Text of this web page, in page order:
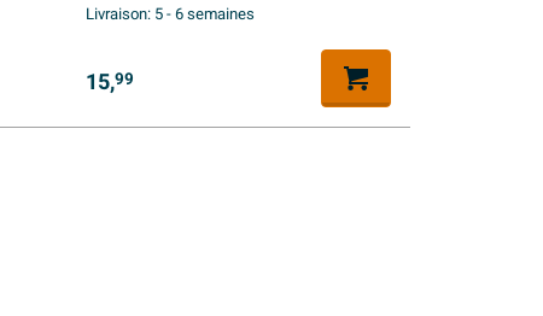
Livraison: 5 - 6 semaines
15,99